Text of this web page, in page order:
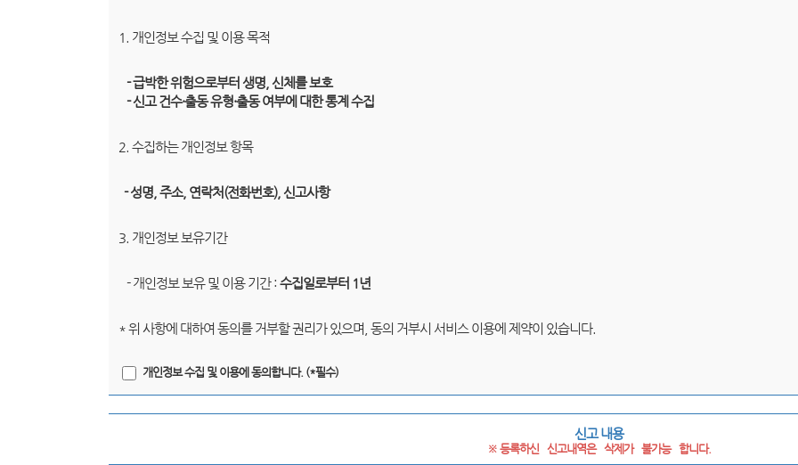
1. 개인정보 수집 및 이용 목적
- 급박한 위험으로부터 생명, 신체를 보호
- 신고 건수·출동 유형·출동 여부에 대한 통계 수집
2. 수집하는 개인정보 항목
- 성명, 주소, 연락처(전화번호), 신고사항
3. 개인정보 보유기간
- 개인정보 보유 및 이용 기간 : 수집일로부터 1년
* 위 사항에 대하여 동의를 거부할 권리가 있으며, 동의 거부시 서비스 이용에 제약이 있습니다.
개인정보 수집 및 이용에 동의합니다. (*필수)
신고 내용
※ 등록하신   신고내역은   삭제가   불가능   합니다.